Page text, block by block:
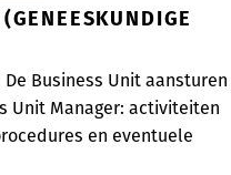
Business Unit aansturen
Unit Manager: activiteiten
en eventuele